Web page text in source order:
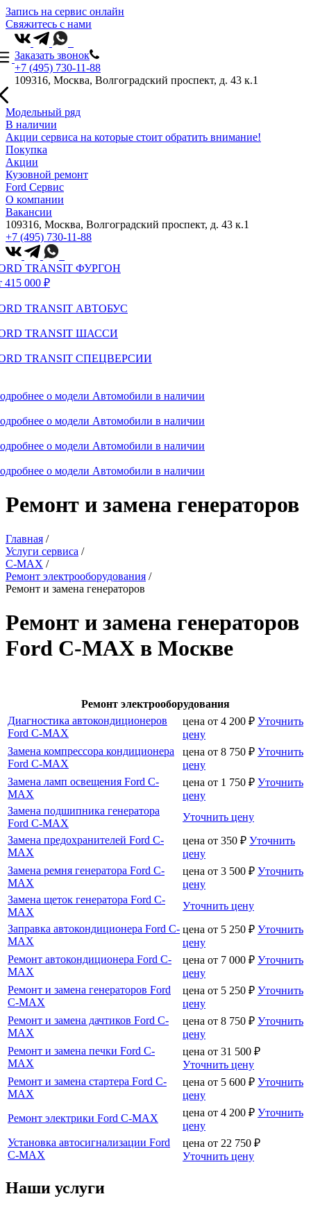
Запись на сервис онлайн
Свяжитесь с нами
Заказать звонок
+7 (495) 730-11-88
109316, Москва, Волгоградский проспект, д. 43 к.1
Модельный ряд
В наличии
Акции сервиса на которые стоит обратить внимание!
Покупка
Акции
Кузовной ремонт
Ford Сервис
О компании
Вакансии
109316, Москва, Волгоградский проспект, д. 43 к.1
+7 (495) 730-11-88
TRANSIT ФУРГОН
415 000 ₽
TRANSIT АВТОБУС
TRANSIT ШАССИ
TRANSIT СПЕЦВЕРСИИ
о модели Автомобили в наличии
о модели Автомобили в наличии
о модели Автомобили в наличии
о модели Автомобили в наличии
Ремонт и замена генераторов
Главная /
Услуги сервиса /
C-MAX /
Ремонт электрооборудования /
Ремонт и замена генераторов
Ремонт и замена генераторов
Ford C-MAX в Москве
Ремонт электрооборудования
Диагностика автокондиционеров
Ford C-MAX
цена от 4 200 ₽ Уточнить
цену
Замена компрессора кондиционера
Ford C-MAX
цена от 8 750 ₽ Уточнить
цену
Замена ламп освещения Ford C-
MAX
цена от 1 750 ₽ Уточнить
цену
Замена подшипника генератора
Ford C-MAX
Уточнить цену
Замена предохранителей Ford C-
MAX
цена от 350 ₽ Уточнить
цену
Замена ремня генератора Ford C-
MAX
цена от 3 500 ₽ Уточнить
цену
Замена щеток генератора Ford C-
MAX
Уточнить цену
Заправка автокондиционера Ford C-
MAX
цена от 5 250 ₽ Уточнить
цену
Ремонт автокондиционера Ford C-
MAX
цена от 7 000 ₽ Уточнить
цену
Ремонт и замена генераторов Ford
C-MAX
цена от 5 250 ₽ Уточнить
цену
Ремонт и замена дачтиков Ford C-
MAX
цена от 8 750 ₽ Уточнить
цену
Ремонт и замена печки Ford C-
MAX
цена от 31 500 ₽
Уточнить цену
Ремонт и замена стартера Ford C-
MAX
цена от 5 600 ₽ Уточнить
цену
Ремонт электрики Ford C-MAX
цена от 4 200 ₽ Уточнить
цену
Установка автосигнализации Ford
C-MAX
цена от 22 750 ₽
Уточнить цену
Наши услуги